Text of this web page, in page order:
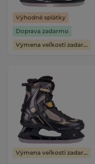
Výhodné splátky
Doprava zadarmo
Výmena veľkosti zadarmo
Výmena veľkosti zadarmo